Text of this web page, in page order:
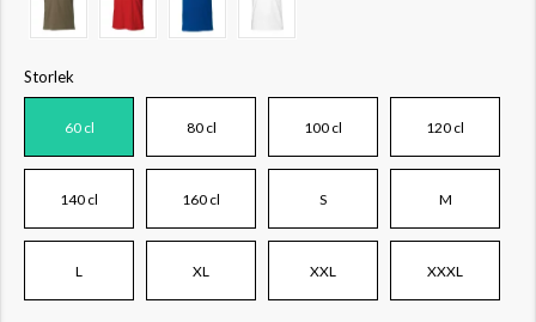
Storlek
60 cl 80 cl 100 cl 120 cl
140 cl 160 cl S M
L XL XXL XXXL